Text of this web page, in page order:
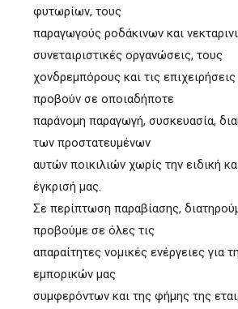
φυτωρίων, τους
παραγωγούς ροδάκινων και
συνεταιριστικές οργανώσεις, τους
χονδρεμπόρους και τις
προβούν σε οποιαδήποτε
παράνομη παραγωγή, συσκευασία,
των προστατευμένων
αυτών ποικιλιών χωρίς την ειδική
έγκρισή μας.
Σε περίπτωση παραβίασης,
προβούμε σε όλες τις
απαραίτητες νομικές ενέργειες για
εμπορικών μας
συμφερόντων και της φήμης της